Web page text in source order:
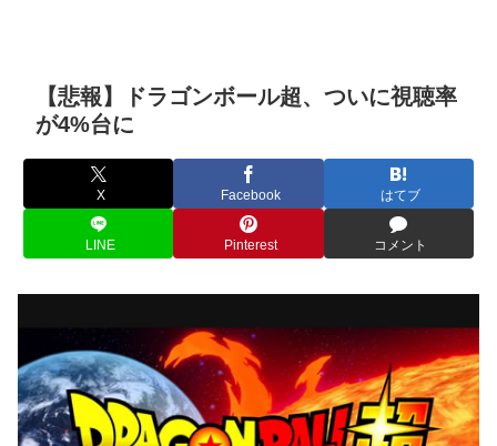
【悲報】ドラゴンボール超、ついに視聴率
が4%台に
X Facebook はてブ
LINE Pinterest コメント